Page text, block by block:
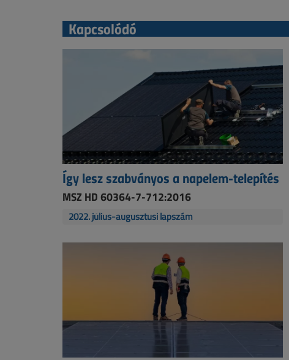
Kapcsolódó
Így lesz szabványos a napelem-telepítés
MSZ HD 60364-7-712:2016
2022. július-augusztusi lapszám